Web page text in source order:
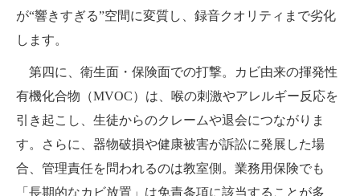
が“響きすぎる”空間に変質し、録音クオリティまで劣化
します。
第四に、衛生面・保険面での打撃。カビ由来の揮発性
有機化合物（MVOC）は、喉の刺激やアレルギー反応を
引き起こし、生徒からのクレームや退会につながりま
す。さらに、器物破損や健康被害が訴訟に発展した場
合、管理責任を問われるのは教室側。業務用保険でも
「長期的なカビ放置」は免責条項に該当することが多